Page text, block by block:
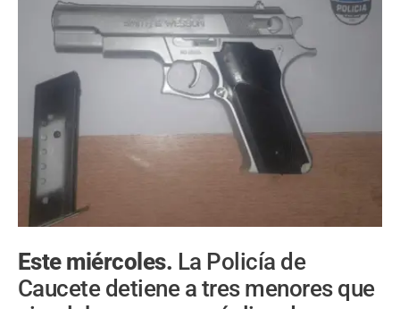
Este miércoles. La Policía de
Caucete detiene a tres menores que